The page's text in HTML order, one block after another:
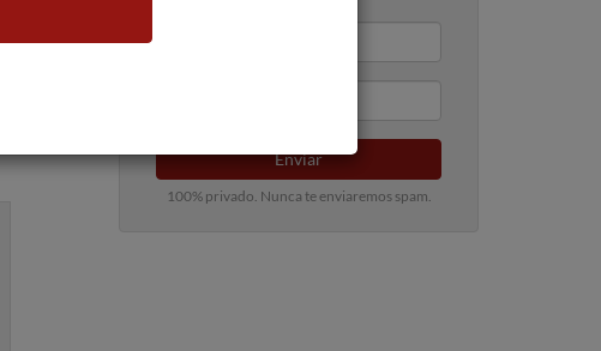
Enviar
100% privado. Nunca te enviaremos spam.